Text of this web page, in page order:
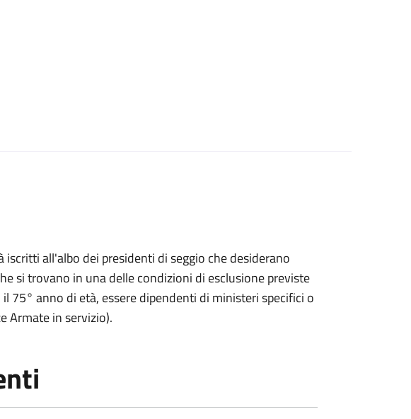
all'albo dei presidenti di seggio che desiderano
si trovano in una delle condizioni di esclusione previste
75° anno di età, essere dipendenti di ministeri specifici o
Armate in servizio).